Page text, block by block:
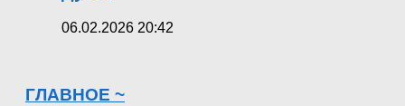
06.02.2026 20:42
ГЛАВНОЕ ~